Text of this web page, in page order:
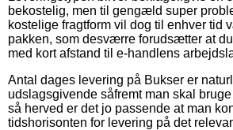
bekostelig, men til gengæld super
kostelige fragtform vil dog til enhver tid
pakken, som desværre forudsætter at
med kort afstand til e-handlens
Antal dages levering på Bukser er
udslagsgivende såfremt man skal
så herved er det jo passende at man
tidshorisonten for levering på det